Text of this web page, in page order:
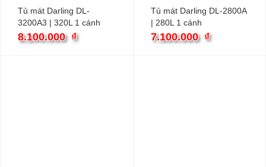
Tủ mát Darling DL-
3200A3 | 320L 1 cánh
inverter
8.100.000 ₫
Tủ mát Darling DL-2800A
| 280L 1 cánh
7.100.000 ₫